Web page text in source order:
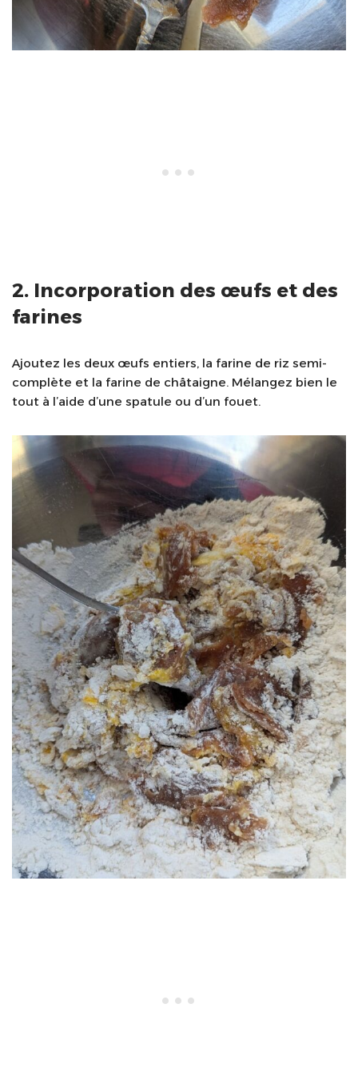
2. Incorporation des œufs et des
farines
Ajoutez les deux œufs entiers, la farine de riz semi-
complète et la farine de châtaigne. Mélangez bien le
tout à l’aide d’une spatule ou d’un fouet.